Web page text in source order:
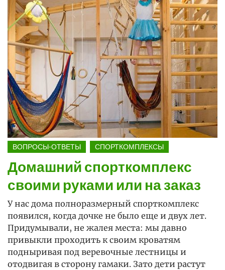
ВОПРОСЫ-ОТВЕТЫ СПОРТКОМПЛЕКСЫ
Домашний спорткомплекс
своими руками или на заказ
У нас дома полноразмерный спорткомплекс
появился, когда дочке не было еще и двух лет.
Придумывали, не жалея места: мы давно
привыкли проходить к своим кроватям
подныривая под веревочные лестницы и
отодвигая в сторону гамаки. Зато дети растут